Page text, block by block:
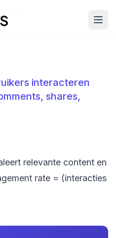
interacteren
shares,
relevante content en
rate = (interacties